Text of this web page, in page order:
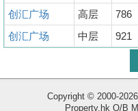
创汇广场
高层 786
创汇广场
中层 921
Copyright © 2000-
Property.hk O/B